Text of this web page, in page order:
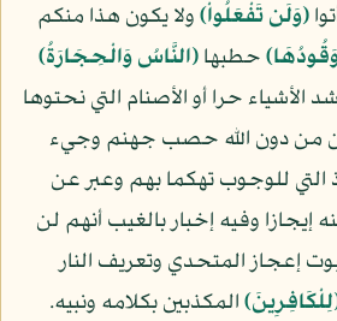
﴿وَلَن تَفْعَلُواْ﴾ولا يكون هذا منكم
وَقُودُهَا﴾حطبها﴿النَّاسُ وَالْحِجَارَةُ﴾
الأشياء حرا أو الأصنام التي نحتوها
من دون الله حصب جهنم وجيء
التي للوجوب تهكما بهم وعبر عن
إيجازا وفيه إخبار بالغيب أنهم لن
إعجاز المتحدي وتعريف النار
المكذبين بكلامه ونبيه.